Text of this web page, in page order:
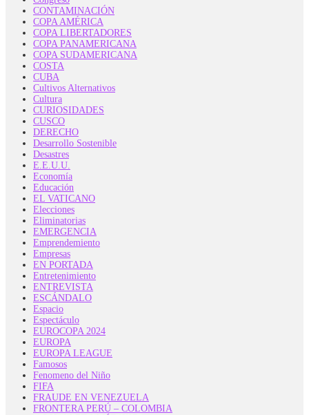
CONTAMINACIÓN
COPA AMÉRICA
COPA LIBERTADORES
COPA PANAMERICANA
COPA SUDAMERICANA
COSTA
CUBA
Cultivos Alternativos
Cultura
CURIOSIDADES
CUSCO
DERECHO
Desarrollo Sostenible
Desastres
E.E.U.U.
Economía
Educación
EL VATICANO
Elecciones
Eliminatorias
EMERGENCIA
Emprendemiento
Empresas
EN PORTADA
Entretenimiento
ENTREVISTA
ESCÁNDALO
Espacio
Espectáculo
EUROCOPA 2024
EUROPA
EUROPA LEAGUE
Famosos
Fenomeno del Niño
FIFA
FRAUDE EN VENEZUELA
FRONTERA PERÚ – COLOMBIA